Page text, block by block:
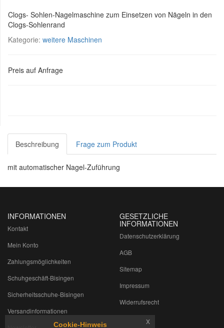
Cookie-Hinweis x
Clogs- Sohlen-Nagelmaschine zum Einsetzen von Nägeln in den
Clogs-Sohlenrand
Kategorie: weitere Maschinen
Preis auf Anfrage
Beschreibung Frage zum Produkt
mit automatischer Nagel-Zuführung
INFORMATIONEN
Kontakt
Mein Konto
Zahlungsmöglichkeiten
Schuhgeschäft-Bisingen
Sicherheitsschuhe-Bisingen
Versandinformationen
GESETZLICHE
INFORMATIONEN
Datenschutzerklärung
AGB
Sitemap
Impressum
Widerrufsrecht